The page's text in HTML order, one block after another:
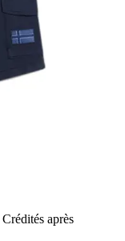
Crédités après